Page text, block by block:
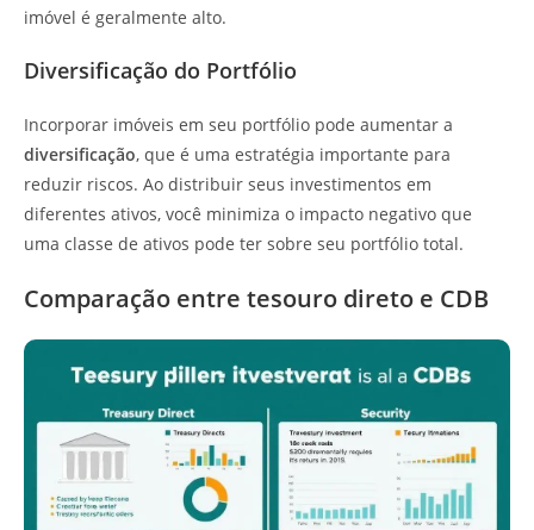
imóvel é geralmente alto.
Diversificação do Portfólio
Incorporar imóveis em seu portfólio pode aumentar a
diversificação, que é uma estratégia importante para
reduzir riscos. Ao distribuir seus investimentos em
diferentes ativos, você minimiza o impacto negativo que
uma classe de ativos pode ter sobre seu portfólio total.
Comparação entre tesouro direto e CDB